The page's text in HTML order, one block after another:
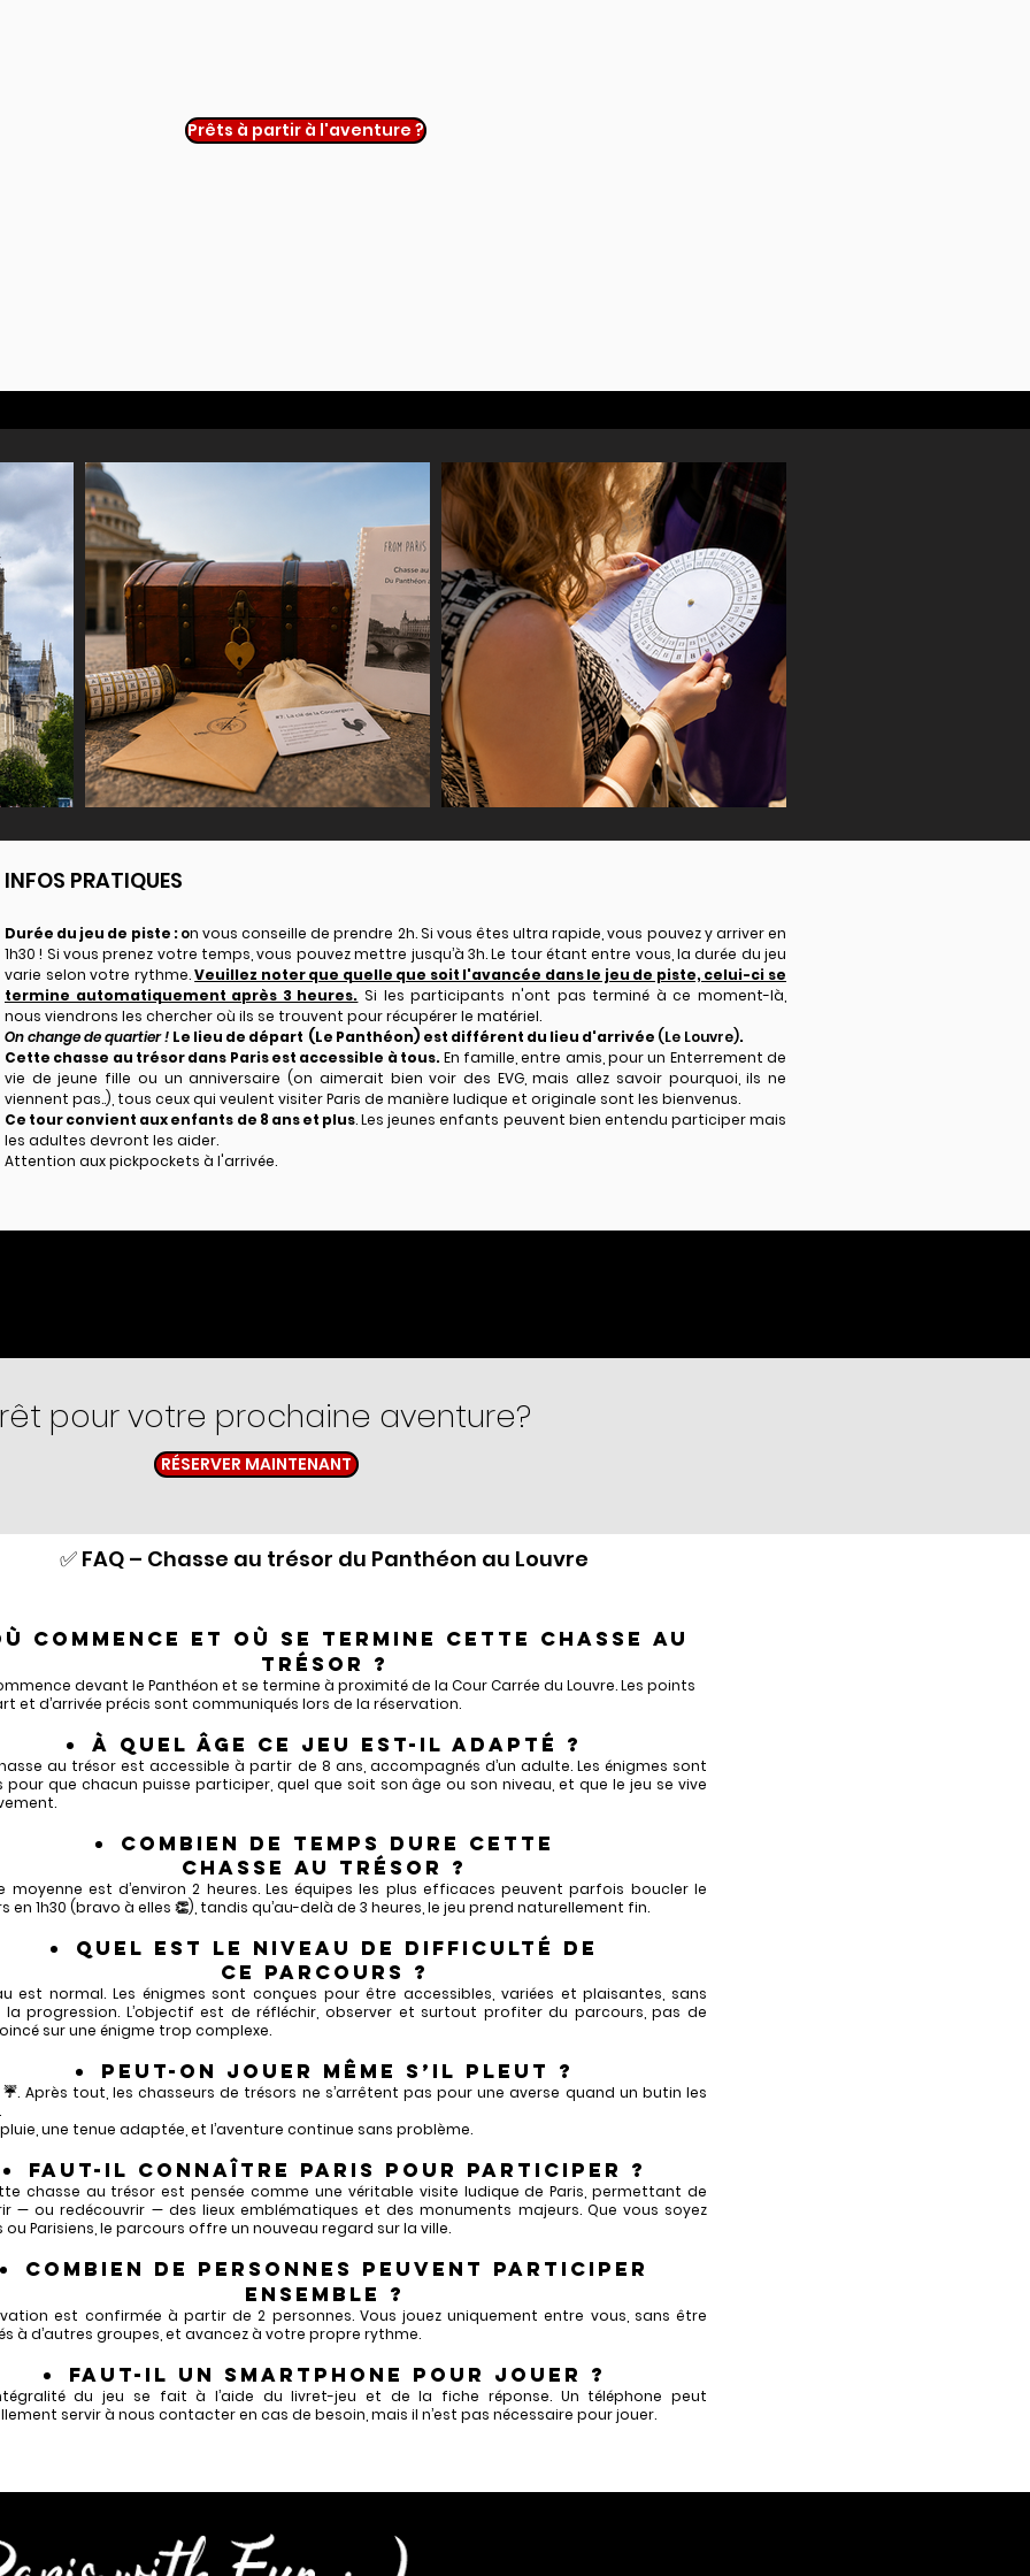
Prêts à partir à l'aventure ?
​INFOS PRATIQUES
Durée du jeu de piste :on vous conseille de prendre 2h. Si vous êtes ultra rapide, vous pouvez y arriver en
1h30 ! Si vous prenez votre temps, vous pouvez mettre jusqu’à 3h. Le tour étant entre vous, la durée du jeu
varie selon votre rythme.Veuillez noter que quelle que soit l'avancée dans le jeu de piste, celui-ci se
termine automatiquement après 3 heures. Si les participants n'ont pas terminé à ce moment-là,
nous viendrons les chercher où ils se trouvent pour récupérer le matériel.
On change de quartier ! Le lieu de départ (Le Panthéon) est différent du lieu d'arrivée (Le Louvre).
Cette chasse au trésor dans Paris est accessible à tous.En famille, entre amis, pour un Enterrement de
vie de jeune fille ou un anniversaire (on aimerait bien voir des EVG, mais allez savoir pourquoi, ils ne
viennent pas..), tous ceux qui veulent visiter Paris de manière ludique et originale sont les bienvenus.
Ce tour convient aux enfants de 8 ans et plus. Les jeunes enfants peuvent bien entendu participer mais
les adultes devront les aider.
Attention aux pickpockets à l'arrivée.
pour votre prochaine aventure?
RÉSERVER MAINTENANT
✅ FAQ – Chasse au trésor du Panthéon au Louvre
commence et où se termine cette chasse au
trésor ?
devant le Panthéon et se termine à proximité de la Cour Carrée du Louvre. Les points
et d’arrivée précis sont communiqués lors de la réservation.
À quel âge ce jeu est-il adapté ?
au trésor est accessible à partir de 8 ans, accompagnés d’un adulte. Les énigmes sont
pour que chacun puisse participer, quel que soit son âge ou son niveau, et que le jeu se vive
Combien de temps dure cette
chasse au trésor ?
moyenne est d’environ 2 heures. Les équipes les plus efficaces peuvent parfois boucler le
en 1h30 (bravo à elles 👏), tandis qu’au-delà de 3 heures, le jeu prend naturellement fin.
Quel est le niveau de difficulté de
ce parcours ?
est normal. Les énigmes sont conçues pour être accessibles, variées et plaisantes, sans
la progression. L’objectif est de réfléchir, observer et surtout profiter du parcours, pas de
sur une énigme trop complexe.
Peut-on jouer même s’il pleut ?
☔. Après tout, les chasseurs de trésors ne s’arrêtent pas pour une averse quand un butin les
une tenue adaptée, et l’aventure continue sans problème.
Faut-il connaître Paris pour participer ?
chasse au trésor est pensée comme une véritable visite ludique de Paris, permettant de
— ou redécouvrir — des lieux emblématiques et des monuments majeurs. Que vous soyez
ou Parisiens, le parcours offre un nouveau regard sur la ville.
Combien de personnes peuvent participer
ensemble ?
est confirmée à partir de 2 personnes. Vous jouez uniquement entre vous, sans être
à d’autres groupes, et avancez à votre propre rythme.
Faut-il un smartphone pour jouer ?
du jeu se fait à l’aide du livret-jeu et de la fiche réponse. Un téléphone peut
servir à nous contacter en cas de besoin, mais il n’est pas nécessaire pour jouer.